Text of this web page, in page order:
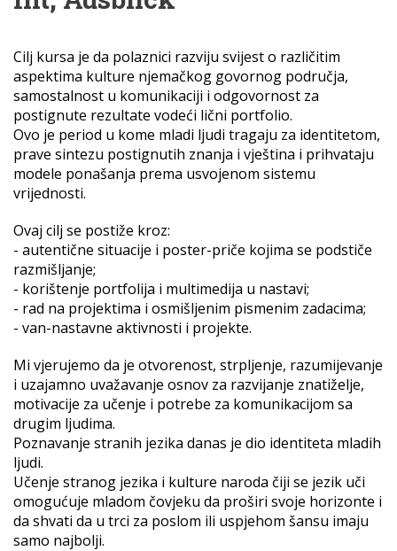
Cilj kursa je da polaznici razviju svijest o različitim
aspektima kulture njemačkog govornog područja,
samostalnost u komunikaciji i odgovornost za
postignute rezultate vodeći lični portfolio.
Ovo je period u kome mladi ljudi tragaju za identitetom,
prave sintezu postignutih znanja i vještina i prihvataju
modele ponašanja prema usvojenom sistemu
vrijednosti.
Ovaj cilj se postiže kroz:
- autentične situacije i poster-priče kojima se podstiče
razmišljanje;
- korištenje portfolija i multimedija u nastavi;
- rad na projektima i osmišljenim pismenim zadacima;
- van-nastavne aktivnosti i projekte.
Mi vjerujemo da je otvorenost, strpljenje, razumijevanje
i uzajamno uvažavanje osnov za razvijanje znatiželje,
motivacije za učenje i potrebe za komunikacijom sa
drugim ljudima.
Poznavanje stranih jezika danas je dio identiteta mladih
ljudi.
Učenje stranog jezika i kulture naroda čiji se jezik uči
omogućuje mladom čovjeku da proširi svoje horizonte i
da shvati da u trci za poslom ili uspjehom šansu imaju
samo najbolji.